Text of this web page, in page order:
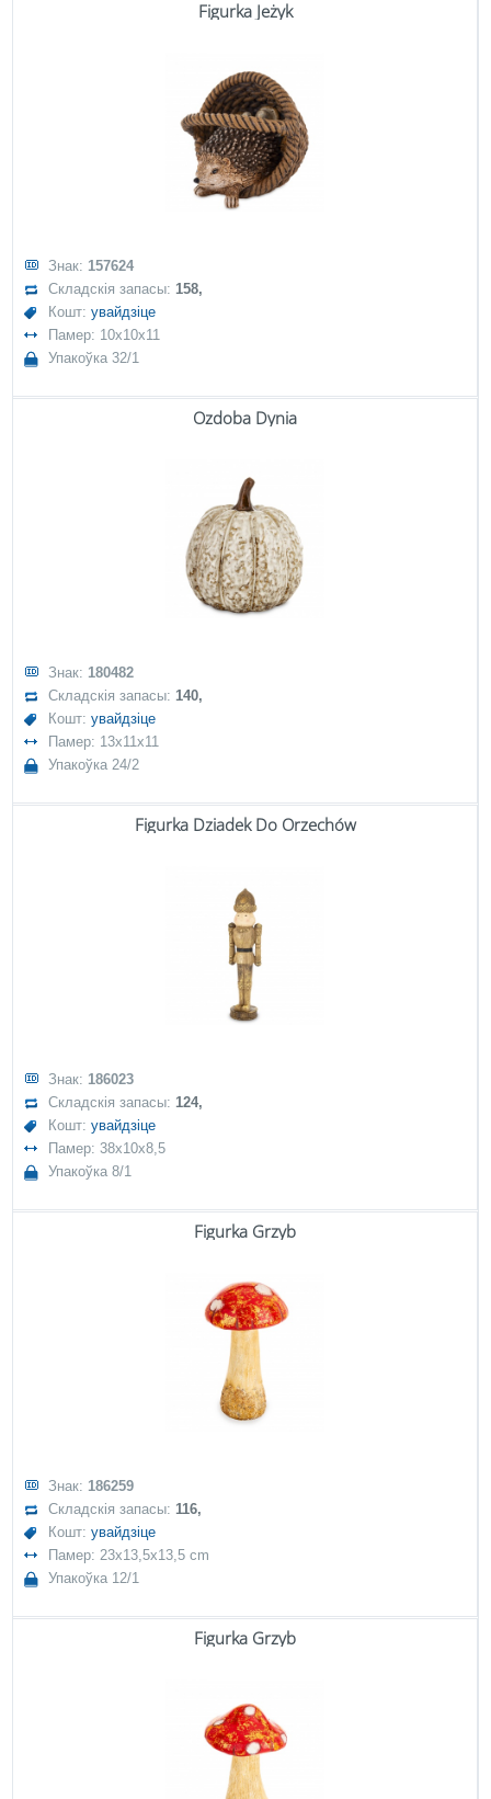
Figurka Jeżyk
Знак: 157624
Складскія запасы:158,
Кошт:увайдзіце
Памер: 10x10x11
Упакоўка 32/1
Ozdoba Dynia
Знак: 180482
Складскія запасы:140,
Кошт:увайдзіце
Памер: 13x11x11
Упакоўка 24/2
Figurka Dziadek Do Orzechów
Знак: 186023
Складскія запасы:124,
Кошт:увайдзіце
Памер: 38x10x8,5
Упакоўка 8/1
Figurka Grzyb
Знак: 186259
Складскія запасы:116,
Кошт:увайдзіце
Памер: 23x13,5x13,5 cm
Упакоўка 12/1
Figurka Grzyb